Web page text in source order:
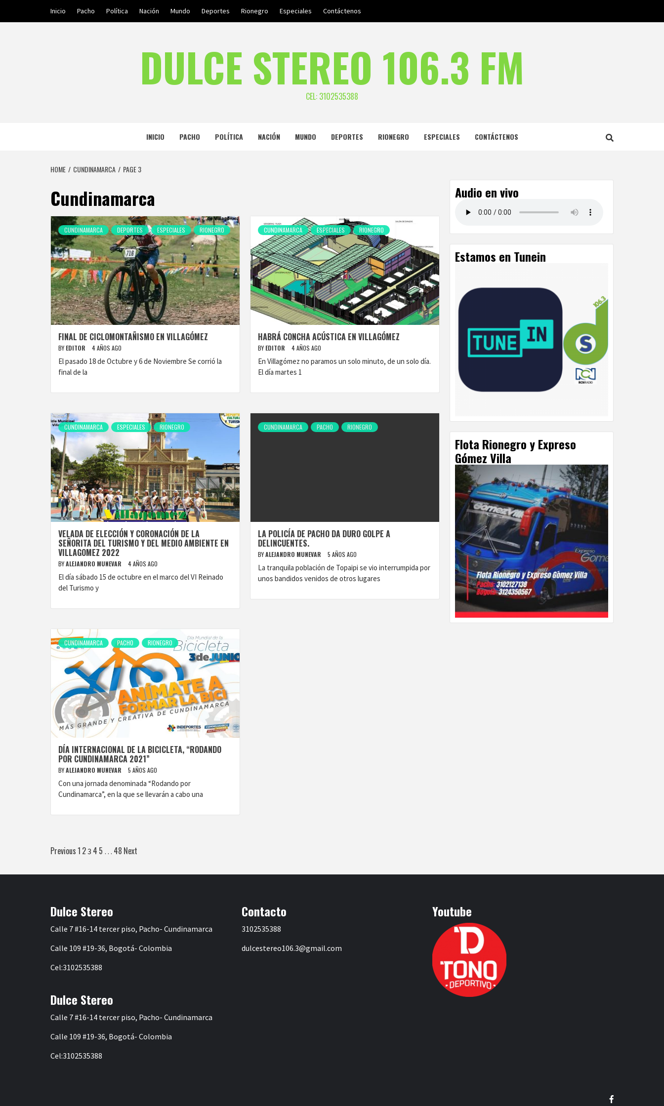
Inicio Pacho Política Nación Mundo Deportes Rionegro Especiales Contáctenos
DULCE STEREO 106.3 FM
CEL: 3102535388
INICIO PACHO POLÍTICA NACIÓN MUNDO DEPORTES RIONEGRO ESPECIALES CONTÁCTENOS
HOME CUNDINAMARCA PAGE 3
Cundinamarca
CUNDINAMARCA DEPORTES ESPECIALES RIONEGRO
FINAL DE CICLOMONTAÑISMO EN VILLAGÓMEZ
BY EDITOR 4 AÑOS AGO
El pasado 18 de Octubre y 6 de Noviembre Se corrió la
final de la
CUNDINAMARCA ESPECIALES RIONEGRO
HABRÁ CONCHA ACÚSTICA EN VILLAGÓMEZ
BY EDITOR 4 AÑOS AGO
En Villagómez no paramos un solo minuto, de un solo día.
El día martes 1
CUNDINAMARCA ESPECIALES RIONEGRO
VELADA DE ELECCIÓN Y CORONACIÓN DE LA
SEÑORITA DEL TURISMO Y DEL MEDIO AMBIENTE EN
VILLAGOMEZ 2022
BYALEJANDRO MUNEVAR 4 AÑOS AGO
El día sábado 15 de octubre en el marco del VI Reinado
del Turismo y
CUNDINAMARCA PACHO RIONEGRO
LA POLICÍA DE PACHO DA DURO GOLPE A
DELINCUENTES.
BYALEJANDRO MUNEVAR 5 AÑOS AGO
La tranquila población de Topaipi se vio interrumpida por
unos bandidos venidos de otros lugares
CUNDINAMARCA PACHO RIONEGRO
DÍA INTERNACIONAL DE LA BICICLETA, “RODANDO
POR CUNDINAMARCA 2021”
BYALEJANDRO MUNEVAR 5 AÑOS AGO
Con una jornada denominada “Rodando por
Cundinamarca”, en la que se llevarán a cabo una
Paginación
de
Previous1 23 4 5 … 48 Next
Audio en vivo
Estamos en Tunein
Flota Rionegro y Expreso
Gómez Villa
Dulce Stereo
Calle 7 #16-14 tercer piso, Pacho- Cundinamarca
Calle 109 #19-36, Bogotá- Colombia
Cel:3102535388
Dulce Stereo
Calle 7 #16-14 tercer piso, Pacho- Cundinamarca
Calle 109 #19-36, Bogotá- Colombia
Cel:3102535388
Contacto
3102535388
dulcestereo106.3@gmail.com
Youtube
Facebook